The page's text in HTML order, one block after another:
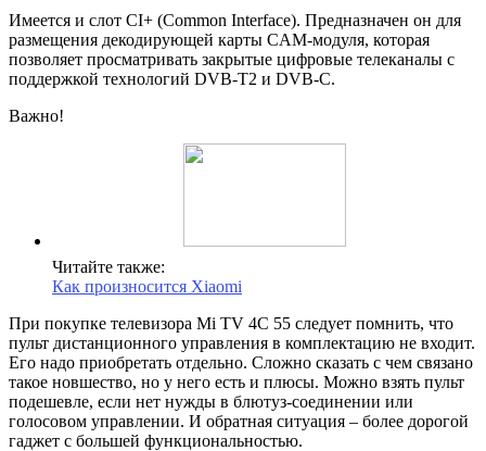
Имеется и слот CI+ (Common Interface). Предназначен он для
размещения декодирующей карты CAM-модуля, которая
позволяет просматривать закрытые цифровые телеканалы с
поддержкой технологий DVB-T2 и DVB-C.
Важно!
Читайте также:
Как произносится Xiaomi
При покупке телевизора Mi TV 4C 55 следует помнить, что
пульт дистанционного управления в комплектацию не входит.
Его надо приобретать отдельно. Сложно сказать с чем связано
такое новшество, но у него есть и плюсы. Можно взять пульт
подешевле, если нет нужды в блютуз-соединении или
голосовом управлении. И обратная ситуация – более дорогой
гаджет с большей функциональностью.